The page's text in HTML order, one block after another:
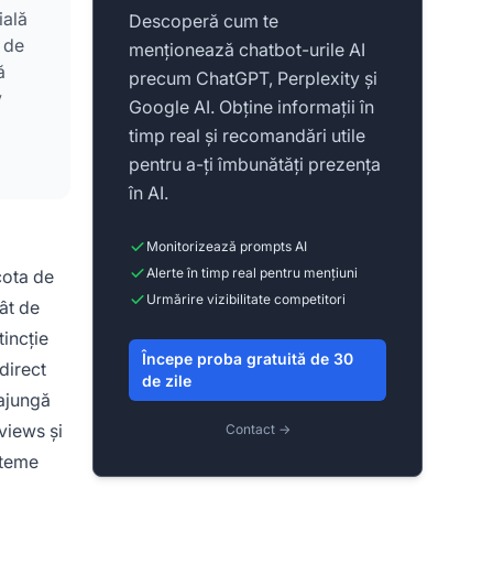
de
de
și
Descoperă cum te
menționează chatbot-urile AI
precum ChatGPT, Perplexity și
Google AI. Obține informații în
timp real și recomandări utile
pentru a-ți îmbunătăți prezența
în AI.
Monitorizează prompts AI
Alerte în timp real pentru mențiuni
Urmărire vizibilitate competitori
Începe proba gratuită de 30
de zile
Contact →